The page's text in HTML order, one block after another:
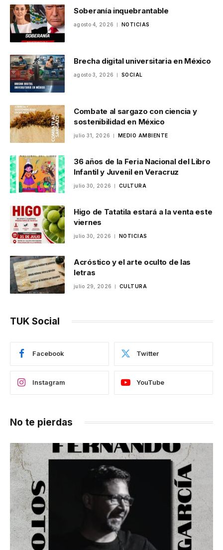
Soberanía inquebrantable
agosto 4, 2026 NOTICIAS
Brecha digital universitaria en México
agosto 3, 2026 SOCIAL
Combate al sargazo con ciencia y
sostenibilidad en México
julio 31, 2026 MEDIO AMBIENTE
36 años de la Feria Nacional del Libro
Infantil y Juvenil en Veracruz
julio 30, 2026 CULTURA
Higo de Tatatila estará a la venta este
viernes
julio 30, 2026 NOTICIAS
Acróstico y el arte oculto de las
letras
julio 29, 2026 CULTURA
TUK Social
Facebook Twitter
Instagram YouTube
No te pierdas